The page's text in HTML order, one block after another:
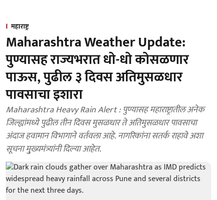
महाराष्ट्र
Maharashtra Weather Update:
पुण्यासह राज्यभरात धो-धो कोसळणार
पाऊस, पुढील ३ दिवस अतिमुसळधार
पावसाचा इशारा
Maharashtra Heavy Rain Alert : पुण्यासह महाराष्ट्रातील अनेक
जिल्ह्यांमध्ये पुढील तीन दिवस मुसळधार ते अतिमुसळधार पावसाचा
अंदाज हवामान विभागाने वर्तवला आहे. नागरिकांना सतर्क राहावे अशा
सूचना मु्ख्यमंत्र्यांनी दिल्या आहेत.